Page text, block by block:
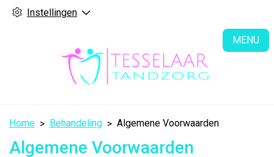
Instellingen
MENU
Home Behandeling Algemene Voorwaarden
Algemene Voorwaarden